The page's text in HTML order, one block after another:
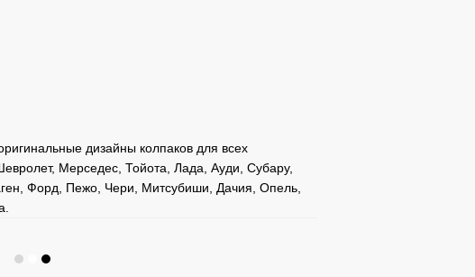
дизайны колпаков для всех
Мерседес, Тойота, Лада, Ауди, Субару,
Форд, Пежо, Чери, Митсубиши, Дачия, Опель,